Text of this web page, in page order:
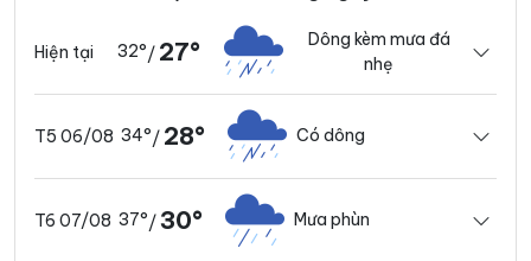
Hiện tại 32°/ 27°
Dông kèm mưa đá
nhẹ
T5 06/08 34°/ 28° Có dông
T6 07/08 37°/30° Mưa phùn